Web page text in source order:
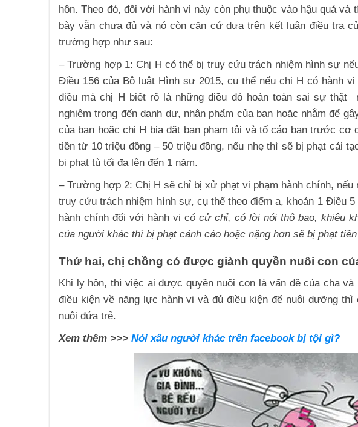
hôn. Theo đó, đối với hành vi này còn phụ thuộc vào hậu quả
bày vẫn chưa đủ và nó còn căn cứ dựa trên kết luận điều tra
trường hợp như sau:
– Trường hợp 1: Chị H có thể bị truy cứu trách nhiệm hình sự
Điều 156 của Bộ luật Hình sự 2015, cụ thể nếu chị H có hành
điều mà chị H biết rõ là những điều đó hoàn toàn sai sự thật
nghiêm trọng đến danh dự, nhân phẩm của bạn hoặc nhằm để
của bạn hoặc chị H bịa đặt bạn phạm tội và tố cáo bạn trước cơ
tiền từ 10 triệu đồng – 50 triệu đồng, nếu nhẹ thì sẽ bị phạt cải
bị phạt tù tối đa lên đến 1 năm.
– Trường hợp 2: Chị H sẽ chỉ bị xử phạt vi phạm hành chính,
truy cứu trách nhiệm hình sự, cụ thể theo điểm a, khoản 1 Điều
hành chính đối với hành vi có cử chỉ, có lời nói thô bạo, khiêu
của người khác thì bị phạt cảnh cáo hoặc nặng hơn sẽ bị phạt
Thứ hai, chị chồng có được giành quyền nuôi con
Khi ly hôn, thì việc ai được quyền nuôi con là vấn đề của cha
điều kiện về năng lực hành vi và đủ điều kiện để nuôi dưỡng thì
nuôi đứa trẻ.
Xem thêm >>> Nói xấu người khác trên facebook bị tội gì?